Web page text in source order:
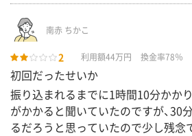
南赤 ちかこ
2 利用額44万円 換金率78％
初回だったせいか
振り込まれるまでに1時間10分かか
がかかると聞いていたのですが、30
るだろうと思っていたので少し残念